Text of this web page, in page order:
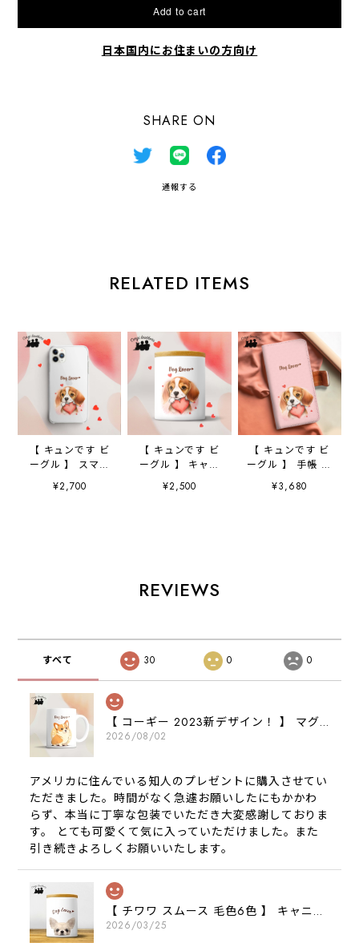
Add to cart
日本国内にお住まいの方向け
SHARE ON
通報する
RELATED ITEMS
【 キュンです ビ
ーグル 】 スマホ
ケース クリアソ
フトケース 犬
¥2,700
【 キュンです ビ
ーグル 】 キャニ
スター 保存容
器 お家用 プレ
¥2,500
【 キュンです ビ
ーグル 】 手帳 ス
マホケース 犬
うちの子 プレゼ
¥3,680
REVIEWS
すべて 30 0 0
【 コーギー 2023新デザイン！ 】 マグカップ お家用 プレゼント 犬 うちの子 犬グッズ ギフト
2026/08/02
アメリカに住んでいる知人のプレゼントに購入させてい
ただきました。時間がなく急遽お願いしたにもかかわ
らず、本当に丁寧な包装でいただき大変感謝しておりま
す。 とても可愛くて気に入っていただけました。また
引き続きよろしくお願いいたします。
【 チワワ スムース 毛色6色 】 キャニスター 保存容器 お家用 プレゼント 犬 ペット うちの子 犬グッズ
2026/03/25